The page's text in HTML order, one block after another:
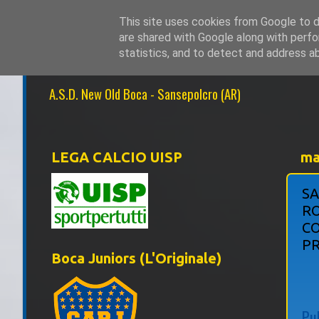
NEW OLD BOCA
A.S.D. New Old Boca - Sansepolcro (AR)
LEGA CALCIO UISP
Boca Juniors (L'Originale)
This site uses cookies from Google to
are shared with Google along with
statistics, and to detect and address